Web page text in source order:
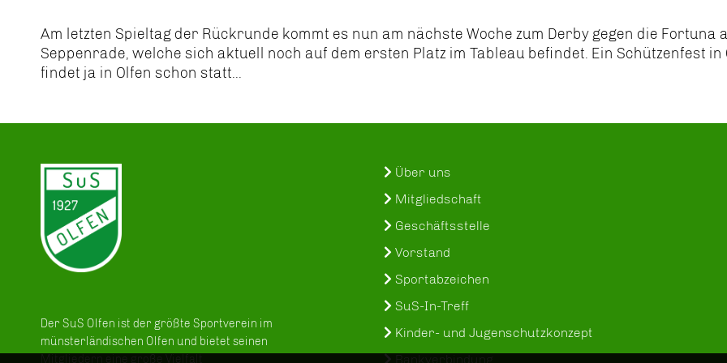
Am letzten Spieltag der Rückrunde kommt es nun am nächste Woche zum Derby gegen die Fortuna
Seppenrade, welche sich aktuell noch auf dem ersten Platz im Tableau befindet. Ein Schützenfest in
findet ja in Olfen schon statt...
Der SuS Olfen ist der größte Sportverein im
münsterländischen Olfen und bietet seinen
Mitgliedern eine große Vielfalt
Über uns
Mitgliedschaft
Geschäftsstelle
Vorstand
Sportabzeichen
SuS-In-Treff
Kinder- und Jugenschutzkonzept